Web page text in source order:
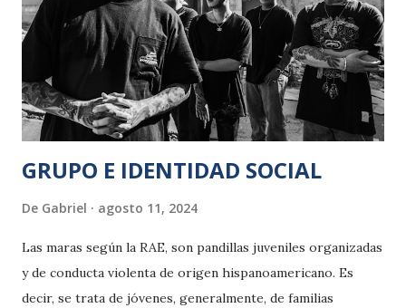
, algunos alaridos humanos casi inaudibles … Hay también
flashes algo más extensos y elaborados referidos todos a
las inquietudes “laborales” del padre y esposo ejemplar, de
sus colegas de los otros campos de exterminio, que ponen
en común, en...
GRUPO E IDENTIDAD SOCIAL
De Gabriel agosto 11, 2024
Las maras según la RAE, son pandillas juveniles organizadas
y de conducta violenta de origen hispanoamericano. Es
decir, se trata de jóvenes, generalmente, de familias